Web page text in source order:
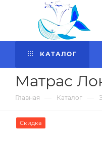
КАТАЛОГ
Матрас
Главная — Каталог —
Скидка